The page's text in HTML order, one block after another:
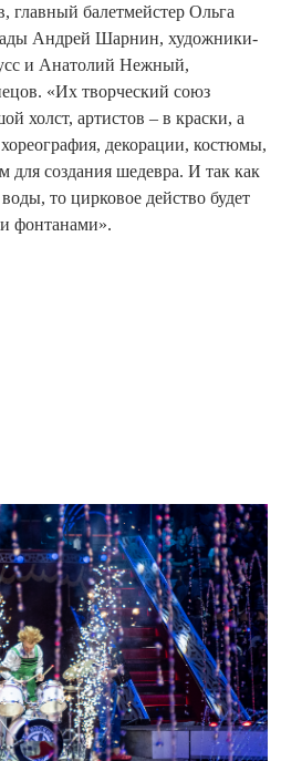
балетмейстер Ольга
Андрей Шарнин, художники-
и Анатолий Нежный,
«Их творческий союз
холст, артистов – в краски, а
декорации, костюмы,
для создания шедевра. И так как
то цирковое действо будет
фонтанами».